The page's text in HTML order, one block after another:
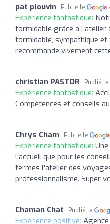
pat plouvin Publié le
Expérience fantastique:
formidable grâce a l'atelier
formidable, sympathique
recommande vivement
christian PASTOR Publié le
Expérience fantastique:
Compétences et conseils
Chrys Cham Publié le
Expérience fantastique:
l’accueil que pour les
fermés l’atelier des
professionnalisme. Super
Chaman Chat Publié le
Expérience positive: